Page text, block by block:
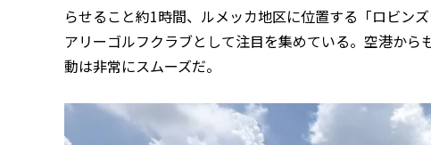
らせること約1時間、ルメッカ地区に位置する「ロビン
アリーゴルフクラブとして注目を集めている。空港か
動は非常にスムーズだ。